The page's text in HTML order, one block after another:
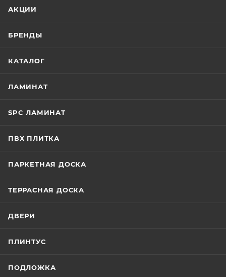
АКЦИИ
БРЕНДЫ
КАТАЛОГ
ЛАМИНАТ
SPC ЛАМИНАТ
ПВХ ПЛИТКА
ПАРКЕТНАЯ ДОСКА
ТЕРРАСНАЯ ДОСКА
ДВЕРИ
ПЛИНТУС
ПОДЛОЖКА